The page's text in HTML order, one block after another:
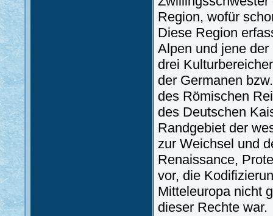
Region, wofür
Diese Region
Alpen und jene
drei
der Germanen
des Römischen
des Deutschen
Randgebiet der
zur Weichsel und
Renaissance,
vor, die
Mitteleuropa nicht
dieser Rechte war.